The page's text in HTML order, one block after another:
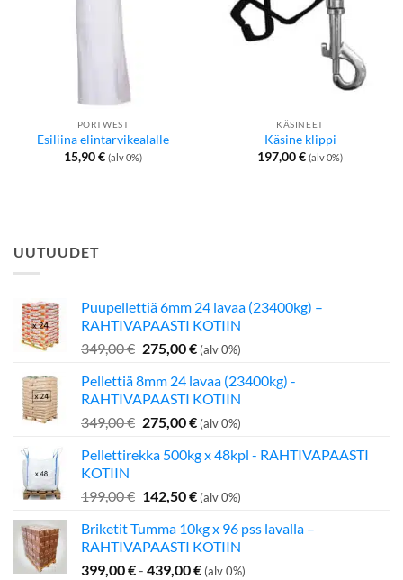
PORTWEST
Esiliina elintarvikealalle
15,90€ (alv 0%)
KÄSINEET
Käsine klippi
197,00€ (alv 0%)
UUTUUDET
Puupellettiä 6mm 24 lavaa (23400kg) –
RAHTIVAPAASTI KOTIIN
349,00€ Alkuperäinen
oli:
349,00 €.
275,00€Nykyinen
on:
275,00 €.
(alv 0%)
Pellettiä 8mm 24 lavaa (23400kg) -
RAHTIVAPAASTI KOTIIN
349,00€ Alkuperäinen
oli:
275,00€Nykyinen
on:
(alv 0%)
Pellettirekka 500kg x 48kpl - RAHTIVAPAASTI
KOTIIN
199,00€ Alkuperäinen
oli:
199,00 €.
142,50€Nykyinen
on:
142,50 €.
(alv 0%)
Briketit Tumma 10kg x 96 pss lavalla –
RAHTIVAPAASTI KOTIIN
399,00€- 439,00€ (alv 0%)